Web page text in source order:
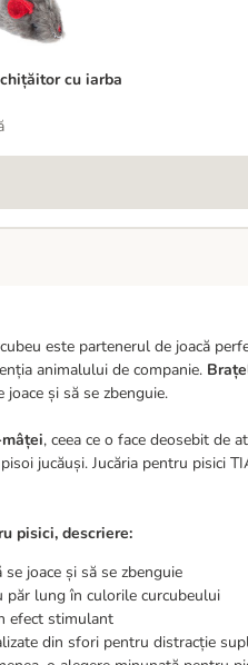
cu iarba
este partenerul de joacă
animalului de companie.
și să se zbenguie.
, ceea ce o face deosebit de
jucăuși. Jucăria pentru pisici
pisici, descriere:
joace și să se zbenguie
păr lung în culorile curcubeului
efect stimulant
din sfori pentru distracție